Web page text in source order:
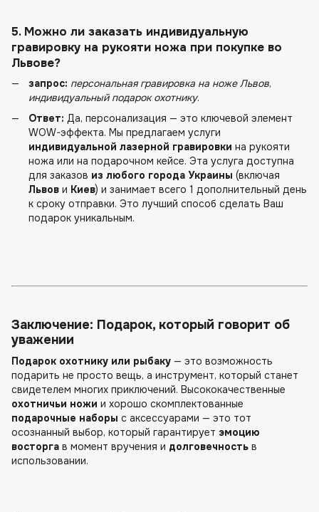
5. Можно ли заказать индивидуальную
гравировку на рукояти ножа при покупке во
Львове?
запрос: персональная гравировка на ноже Львов,
индивидуальный подарок охотнику.
Ответ: Да, персонализация — это ключевой элемент
WOW-эффекта. Мы предлагаем услуги
индивидуальной лазерной гравировки на рукояти
ножа или на подарочном кейсе. Эта услуга доступна
для заказов из любого города Украины (включая
Львов и Киев) и занимает всего 1 дополнительный день
к сроку отправки. Это лучший способ сделать Ваш
подарок уникальным.
Заключение: Подарок, который говорит об
уважении
Подарок охотнику или рыбаку — это возможность
подарить не просто вещь, а инструмент, который станет
свидетелем многих приключений. Высококачественные
охотничьи ножи и хорошо скомплектованные
подарочные наборы с аксессуарами — это тот
осознанный выбор, который гарантирует эмоцию
восторга в момент вручения и долговечность в
использовании.